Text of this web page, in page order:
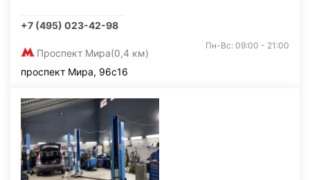
+7 (495) 023-42-98
Проспект Мира(0,4 км)
Пн-Вс: 09:00 - 21:00
проспект Мира, 96с16